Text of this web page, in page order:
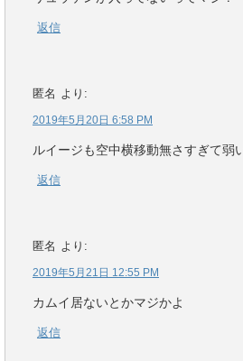
返信
匿名 より:
2019年5月20日 6:58 PM
ルイージも空中横移動無さすぎて弱
返信
匿名 より:
2019年5月21日 12:55 PM
カムイ居ないとかマジかよ
返信